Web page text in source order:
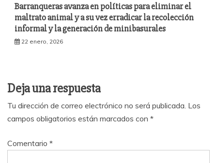
Barranqueras avanza en políticas para eliminar el
maltrato animal y a su vez erradicar la recolección
informal y la generación de minibasurales
22 enero, 2026
Deja una respuesta
Tu dirección de correo electrónico no será publicada. Los
campos obligatorios están marcados con *
Comentario *